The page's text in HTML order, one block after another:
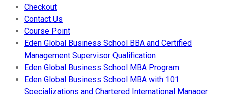
Checkout
Contact Us
Course Point
Eden Global Business School BBA and Certified
Management Supervisor Qualification
Eden Global Business School MBA Program
Eden Global Business School MBA with 101
Specializations and Chartered International Manager